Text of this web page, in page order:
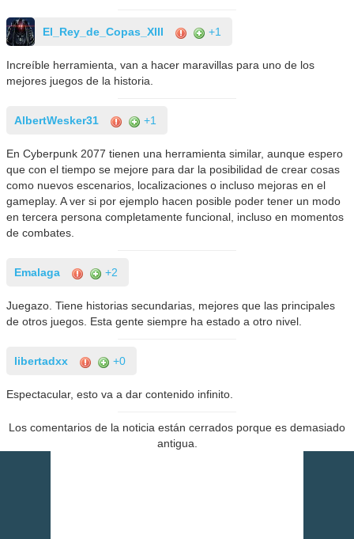
El_Rey_de_Copas_XIII +1
Increíble herramienta, van a hacer maravillas para uno de los
mejores juegos de la historia.
AlbertWesker31 +1
En Cyberpunk 2077 tienen una herramienta similar, aunque espero
que con el tiempo se mejore para dar la posibilidad de crear cosas
como nuevos escenarios, localizaciones o incluso mejoras en el
gameplay. A ver si por ejemplo hacen posible poder tener un modo
en tercera persona completamente funcional, incluso en momentos
de combates.
Emalaga +2
Juegazo. Tiene historias secundarias, mejores que las principales
de otros juegos. Esta gente siempre ha estado a otro nivel.
libertadxx +0
Espectacular, esto va a dar contenido infinito.
Los comentarios de la noticia están cerrados porque es demasiado
antigua.